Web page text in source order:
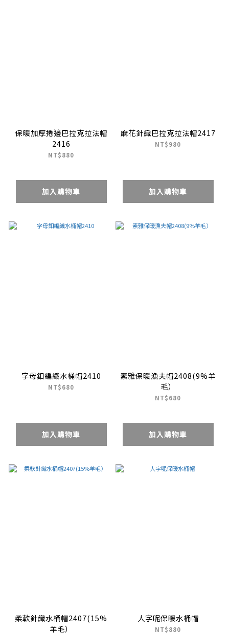
保暖加厚捲邊巴拉克拉法帽
2416
NT$880
加入購物車
麻花針織巴拉克拉法帽2417
NT$980
加入購物車
字母釦編織水桶帽2410
NT$680
加入購物車
素雅保暖漁夫帽2408(9%羊
毛）
NT$680
加入購物車
柔軟針織水桶帽2407(15%
羊毛）
人字呢保暖水桶帽
NT$880